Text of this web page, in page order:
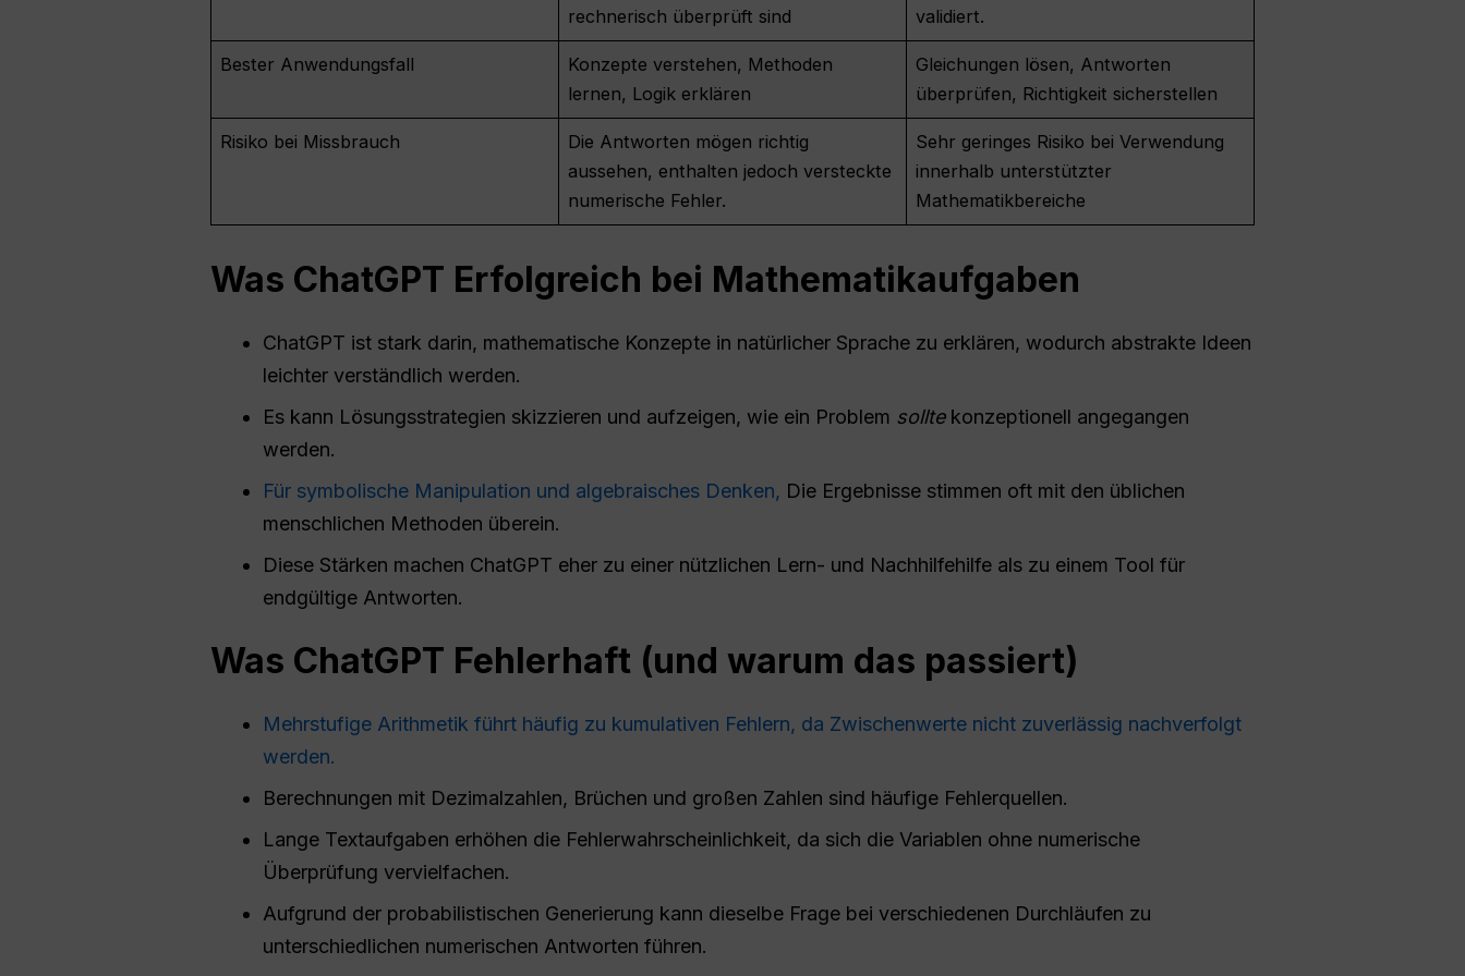
rechnerisch überprüft sind
validiert.
Bester Anwendungsfall
Konzepte verstehen, Methoden
lernen, Logik erklären
Gleichungen lösen, Antworten
überprüfen, Richtigkeit sicherstellen
Risiko bei Missbrauch
Die Antworten mögen richtig
aussehen, enthalten jedoch versteckte
numerische Fehler.
Sehr geringes Risiko bei Verwendung
innerhalb unterstützter
Mathematikbereiche
Was ChatGPT Erfolgreich bei Mathematikaufgaben
ChatGPT ist stark darin, mathematische Konzepte in natürlicher Sprache zu erklären, wodurch abstrakte Ideen
leichter verständlich werden.
Es kann Lösungsstrategien skizzieren und aufzeigen, wie ein Problem solltekonzeptionell angegangen
werden.
Für symbolische Manipulation und algebraisches Denken, Die Ergebnisse stimmen oft mit den üblichen
menschlichen Methoden überein.
Diese Stärken machen ChatGPT eher zu einer nützlichen Lern- und Nachhilfehilfe als zu einem Tool für
endgültige Antworten.
Was ChatGPT Fehlerhaft (und warum das passiert)
Mehrstufige Arithmetik führt häufig zu kumulativen Fehlern, da Zwischenwerte nicht zuverlässig nachverfolgt
werden.
Berechnungen mit Dezimalzahlen, Brüchen und großen Zahlen sind häufige Fehlerquellen.
Lange Textaufgaben erhöhen die Fehlerwahrscheinlichkeit, da sich die Variablen ohne numerische
Überprüfung vervielfachen.
Aufgrund der probabilistischen Generierung kann dieselbe Frage bei verschiedenen Durchläufen zu
unterschiedlichen numerischen Antworten führen.